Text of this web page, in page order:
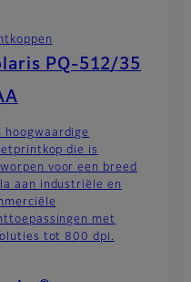
PQ-512/35
hoogwaardige
die is
voor een breed
aan industriële en
met
tot 800 dpi.